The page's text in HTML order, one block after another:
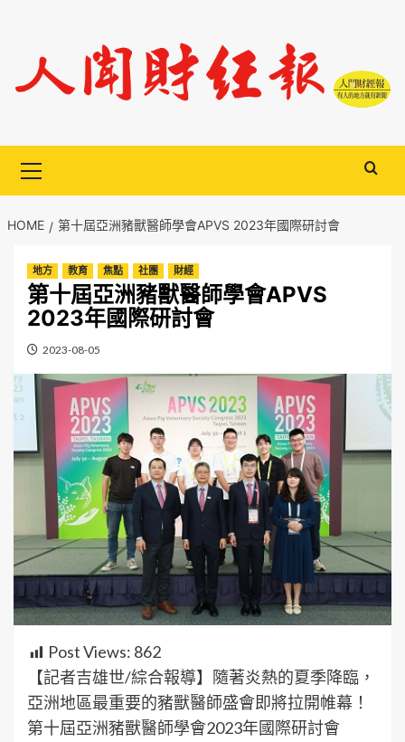
content
Menu
HOME 第十屆亞洲豬獸醫師學會APVS 2023年國際研討會
地方 教育 焦點 社團 財經
第十屆亞洲豬獸醫師學會APVS
2023年國際研討會
2023-08-05
Post Views: 862
【記者吉雄世/綜合報導】隨著炎熱的夏季降臨，
亞洲地區最重要的豬獸醫師盛會即將拉開帷幕！
第十屆亞洲豬獸醫師學會2023年國際研討會